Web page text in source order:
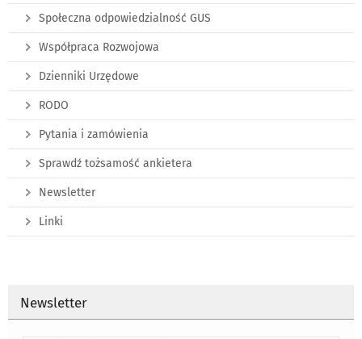
Społeczna odpowiedzialność GUS
Współpraca Rozwojowa
Dzienniki Urzędowe
RODO
Pytania i zamówienia
Sprawdź tożsamość ankietera
Newsletter
Linki
Newsletter